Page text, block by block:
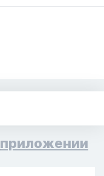
приложении